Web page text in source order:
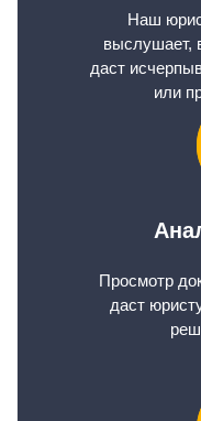
Наш
выслушает,
даст
или
Просмотр
даст